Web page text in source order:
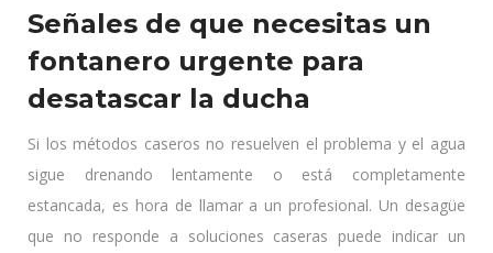
Señales de que necesitas un
fontanero urgente para
desatascar la ducha
Si los métodos caseros no resuelven el problema y el agua
sigue drenando lentamente o está completamente
estancada, es hora de llamar a un profesional. Un desagüe
que no responde a soluciones caseras puede indicar un